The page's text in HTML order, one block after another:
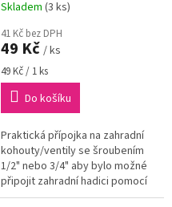
Skladem (3 ks)
41 Kč bez DPH
49 Kč / ks
Měrná
cena:
49 Kč / 1 ks
Do košíku
Praktická přípojka na zahradní
kohouty/ventily se šroubením
1/2" nebo 3/4" aby bylo možné
připojit zahradní hadici pomocí
rychlospojky 1/2".